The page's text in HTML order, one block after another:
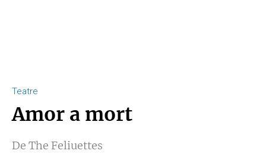
Teatre
Amor a mort
De The Feliuettes